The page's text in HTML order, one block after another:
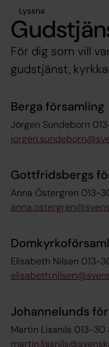
Lyssna
För dig som vill
gudstjänst,
Berga församling
Jörgen Sundeborn
Gottfridsbergs
Anna Östergren 013-
Elisabeth Nilsen 013-
Johannelunds
Martin Lissnils 013-30